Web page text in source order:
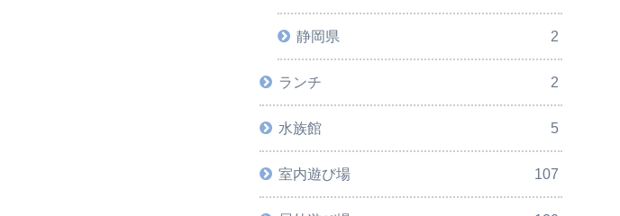
静岡県 2
ランチ 2
水族館 5
室内遊び場 107